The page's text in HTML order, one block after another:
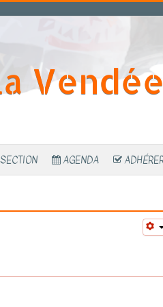
AGENDA